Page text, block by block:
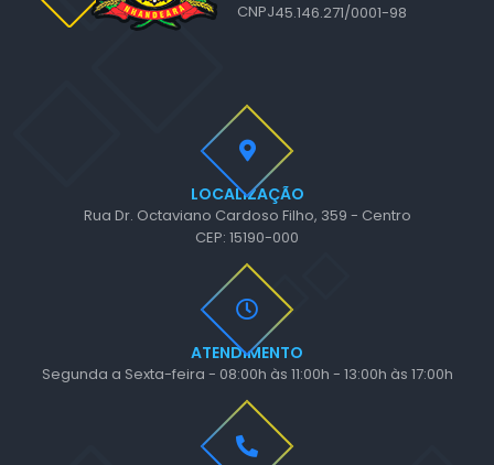
LOCALIZAÇÃO
Rua Dr. Octaviano Cardoso Filho, 359 - Centro
CEP: 15190-000
ATENDIMENTO
Segunda a Sexta-feira - 08:00h às 11:00h - 13:00h às 17:00h
CNPJ45.146.271/0001-98